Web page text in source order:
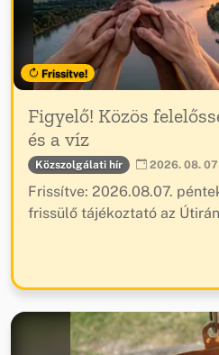
Frissítve!
Figyelő! Közös
és a víz
Közszolgálati hír 2026. 08. 07
Frissítve: 2026.08.07.
frissülő tájékoztató az